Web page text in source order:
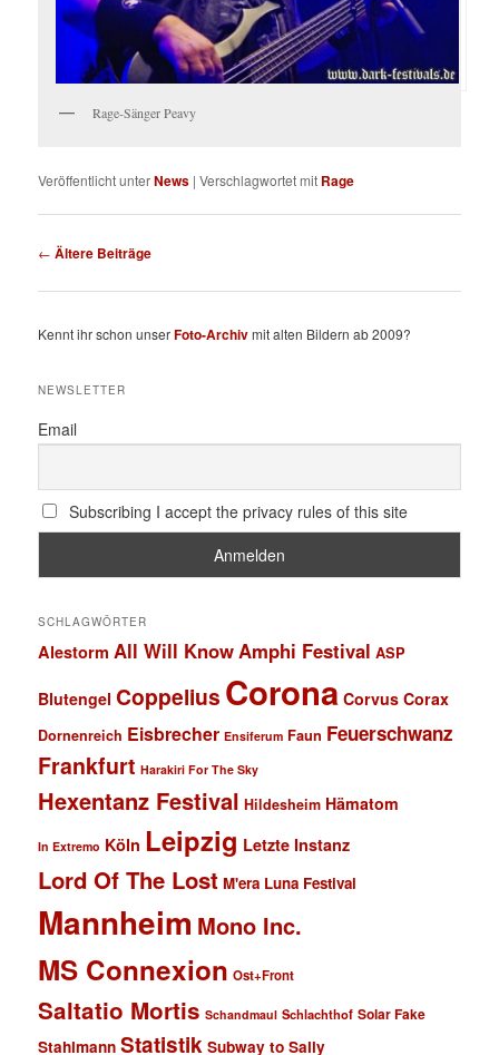
Rage-Sänger Peavy
Veröffentlicht unterNews |Verschlagwortet mit Rage
Beitragsnavigation
← Ältere Beiträge
Kennt ihr schon unserFoto-Archivmit alten Bildern ab 2009?
NEWSLETTER
Email
Subscribing I accept the privacy rules of this site
SCHLAGWÖRTER
Alestorm All Will KnowAmphi Festival ASP
Blutengel Coppelius Corona Corvus Corax
Dornenreich Eisbrecher Ensiferum Faun Feuerschwanz
Frankfurt Harakiri For The Sky
Hexentanz Festival Hildesheim Hämatom
In Extremo Köln Leipzig Letzte Instanz
Lord Of The Lost M'era Luna Festival
Mannheim Mono Inc.
MS Connexion Ost+Front
Saltatio Mortis Schandmaul Schlachthof Solar Fake
Stahlmann Statistik Subway to Sally